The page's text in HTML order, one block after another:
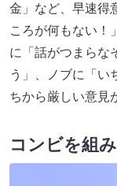
金」など、早速得
ころが何もない！
に「話がつまらな
う」、ノブに「い
ちから厳しい意見
コンビを組